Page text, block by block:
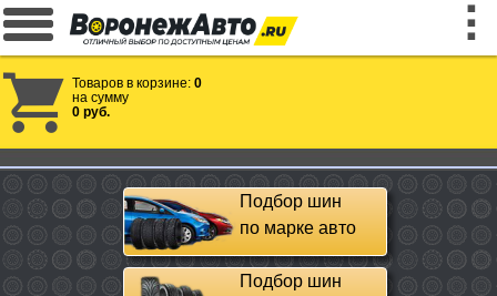
Товаров в корзине: 0
на сумму
0 руб.
Подбор шин
по марке авто
Подбор шин